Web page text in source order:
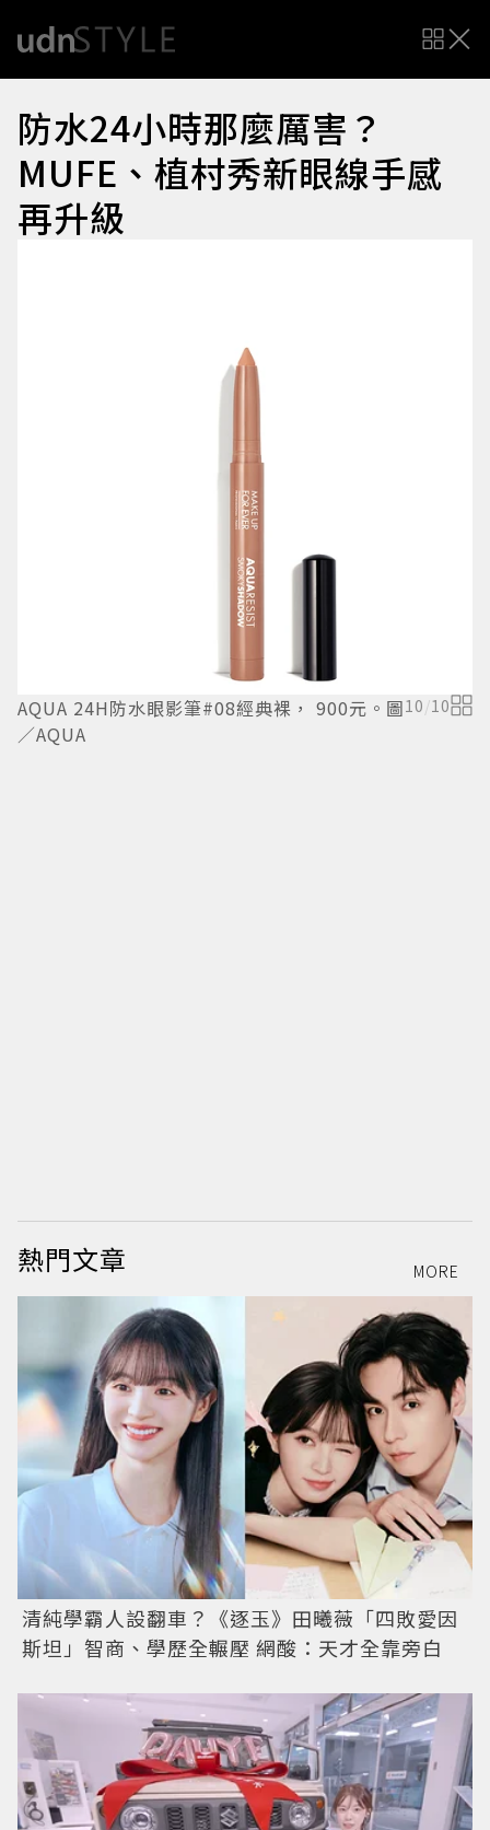
防水24小時那麼厲害？
MUFE、植村秀新眼線手感
再升級
AQUA 24H防水眼影筆#08經典裸， 900元。圖
／AQUA
10/10
熱門文章 MORE
清純學霸人設翻車？《逐玉》田曦薇「四敗愛因
斯坦」智商、學歷全輾壓 網酸：天才全靠旁白